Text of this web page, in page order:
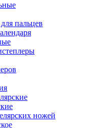
пальцев
ножей